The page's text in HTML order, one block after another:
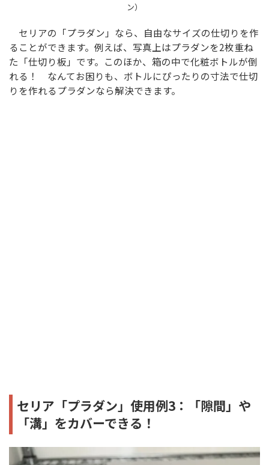
ン）
セリアの「プラダン」なら、自由なサイズの仕切りを作
ることができます。例えば、写真上はプラダンを2枚重ね
た「仕切り板」です。このほか、箱の中で化粧ボトルが倒
れる！ なんてお困りも、ボトルにぴったりの寸法で仕切
りを作れるプラダンなら解決できます。
セリア「プラダン」使用例3：「隙間」や
「溝」をカバーできる！